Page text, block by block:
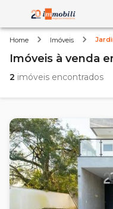
Home Imóveis
Imóveis à venda
2 imóveis encontrados